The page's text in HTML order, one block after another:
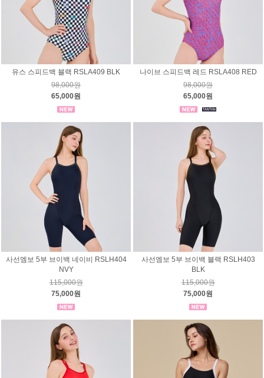
유스 스피드백 블랙 RSLA409 BLK
98,000원
65,000원
나이브 스피드백 레드 RSLA408 RED
98,000원
65,000원
사선엠보 5부 브이백 네이비 RSLH404
NVY
115,000원
75,000원
사선엠보 5부 브이백 블랙 RSLH403
BLK
115,000원
75,000원